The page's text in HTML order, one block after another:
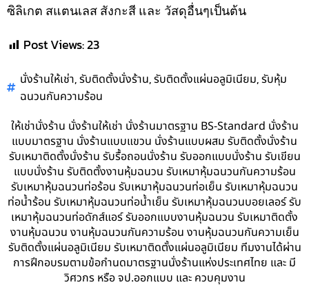
ซิลิเกต สแตนเลส สังกะสี และ วัสดุอื่นๆเป็นต้น
Post Views:23
นั่งร้านให้เช่า,รับติดตั้งนั่งร้าน,รับติดตั้งแผ่นอลูมิเนียม,รับหุ้ม
ฉนวนกันความร้อน
ให้เช่านั่งร้าน นั่งร้านให้เช่า นั่งร้านมาตรฐาน BS-Standard นั่งร้าน
แบบมาตรฐาน นั่งร้านแบบแขวน นั่งร้านแบบผสม รับติดตั้งนั่งร้าน
รับเหมาติดตั้งนั่งร้าน รับรื้อถอนนั่งร้าน รับออกแบบนั่งร้าน รับเขียน
แบบนั่งร้าน รับติดตั้งงานหุ้มฉนวน รับเหมาหุ้มฉนวนกันความร้อน
รับเหมาหุ้มฉนวนท่อร้อน รับเหมาหุ้มฉนวนท่อเย็น รับเหมาหุ้มฉนวน
ท่อน้ำร้อน รับเหมาหุ้มฉนวนท่อน้ำเย็น รับเหมาหุ้มฉนวนบอยเลอร์ รับ
เหมาหุ้มฉนวนท่อดักส์แอร์ รับออกแบบงานหุ้มฉนวน รับเหมาติดตั้ง
งานหุ้มฉนวน งานหุ้มฉนวนกันความร้อน งานหุ้มฉนวนกันความเย็น
รับติดตั้งแผ่นอลูมิเนียม รับเหมาติดตั้งแผ่นอลูมิเนียม ทีมงานได้ผ่าน
การฝึกอบรมตามข้อกำนดมาตรฐานนั่งร้านแห่งประเทศไทย และ มี
วิศวกร หรือ จป.ออกแบบ และ ควบคุมงาน